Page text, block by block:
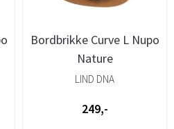
Bordbrikke Curve L Nupo
Nature
LIND DNA
249,-